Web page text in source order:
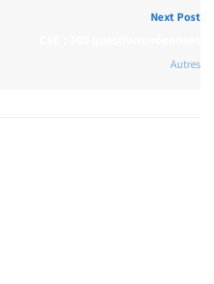
Next Post
Autres